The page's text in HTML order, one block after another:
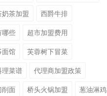
茶加盟
西爵牛排
哪些
超市加盟费用
面馆
芙蓉树下冒菜
菜谱
代理商加盟政策
削面
桥头火锅加盟
葱油淋鸡